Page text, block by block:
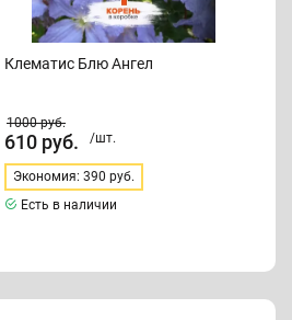
Клематис Блю Ангел
1000руб.
610 руб. /шт.
Экономия: 390 руб.
Есть в наличии